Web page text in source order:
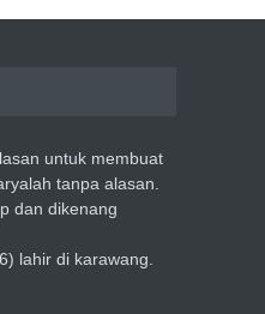
untuk membuat
tanpa alasan.
dan dikenang
lahir di karawang.